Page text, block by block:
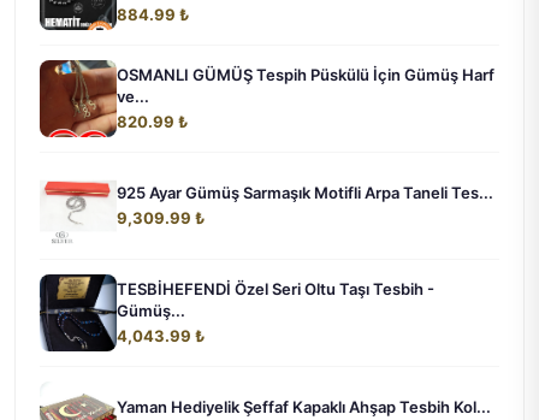
884.99 ₺
OSMANLI GÜMÜŞ Tespih Püskülü İçin Gümüş Harf
ve...
820.99 ₺
925 Ayar Gümüş Sarmaşık Motifli Arpa Taneli Tes...
9,309.99 ₺
TESBİHEFENDİ Özel Seri Oltu Taşı Tesbih -
Gümüş...
4,043.99 ₺
Yaman Hediyelik Şeffaf Kapaklı Ahşap Tesbih Kol...